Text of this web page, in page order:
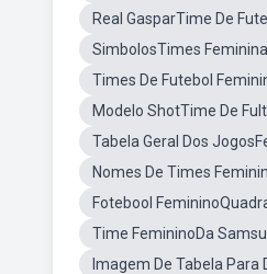
Real GasparTime De
SimbolosTimes
Times De Futebol
Modelo ShotTime De
Tabela Geral Dos
Nomes De Times
Fotebool
Time FemininoDa
Imagem De Tabela